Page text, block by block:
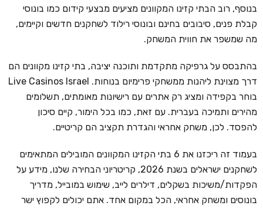
בנוסף, רוב הבתי קזינו המקוונים מציעים מבצעי קידום כמו בונוסי
קבלת פנים, סיבובים בחינם ובונוסי רילוד לשחקנים חדשים וקיימים,
מה שמשפר את חווית המשחק.
בהתבסס על גרפיקה מתקדמת ותוכנה יציבה, בתי קזינו מקוונים הם
דרך מצוינת ליהנות ממשחקי פרימיום בנוחות. Live Casinos Israel
בוחר בקפידה ומציג רק אתרים עם רישיונות מאומתים, תשלומים
מהירים ותמיכה בעברית. עם זאת, כמו בכל הימור, קיים סיכון
להפסד. לכן, משחק אחראי והגדרת תקציב הם קריטיים.
בעמוד זה ריכזנו את 6 בתי הקזינו המקוונים המובילים המתאימים
לשחקנים ישראלים בשנת 2026, קריטריוני הבחירה שלנו, מידע על
הפקדות/משיכות בשקלים, דילרים לייב, שימוש במובייל, מדריך
בונוסים ומשחק אחראי, הכל במקום אחד. אתם יכולים לקפוץ ישר